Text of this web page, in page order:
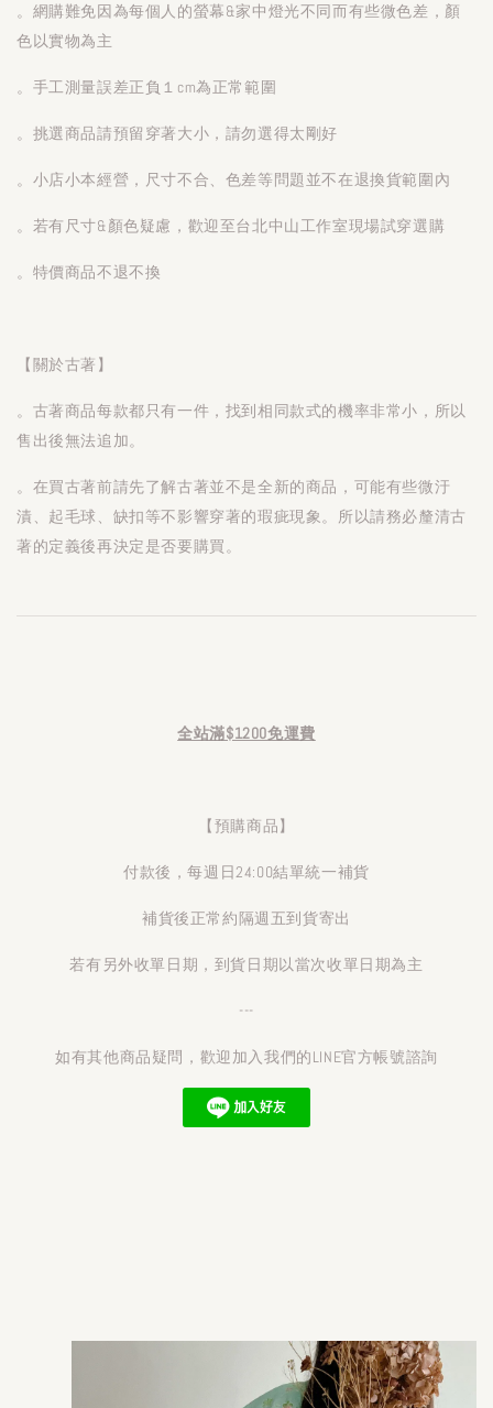
。網購難免因為每個人的螢幕&家中燈光不同而有些微色差，顏
色以實物為主
。手工測量誤差正負１cm為正常範圍
。挑選商品請預留穿著大小，請勿選得太剛好
。小店小本經營，尺寸不合、色差等問題並不在退換貨範圍內
。若有尺寸&顏色疑慮，歡迎至台北中山工作室現場試穿選購
。特價商品不退不換
【關於古著】
。古著商品每款都只有一件，找到相同款式的機率非常小，所以
售出後無法追加。
。在買古著前請先了解古著並不是全新的商品，可能有些微汙
漬、起毛球、缺扣等不影響穿著的瑕疵現象。所以請務必釐清古
著的定義後再決定是否要購買。
全站滿$1200免運費
【預購商品】
付款後，每週日24:00結單統一補貨
補貨後正常約隔週五到貨寄出
若有另外收單日期，到貨日期以當次收單日期為主
---
如有其他商品疑問，歡迎加入我們的LINE官方帳號諮詢